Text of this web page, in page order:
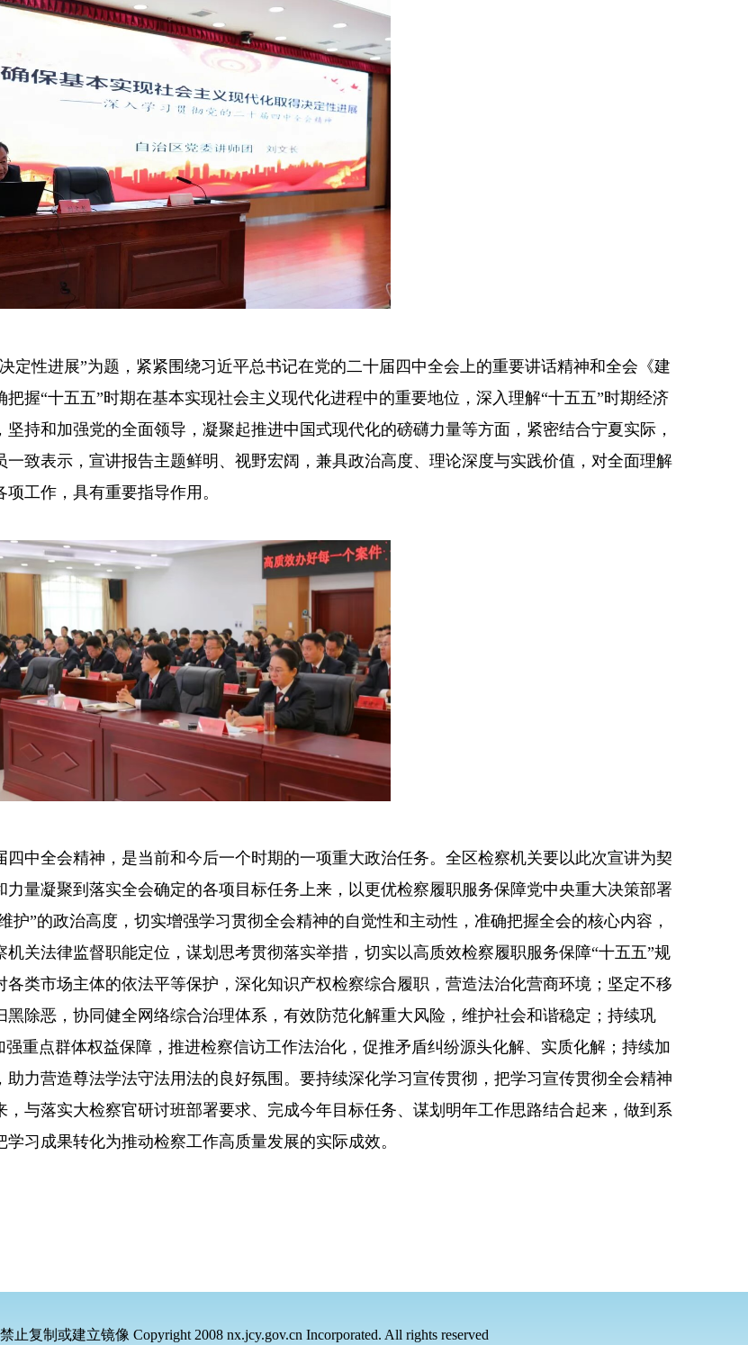
性进展”为题，紧紧围绕习近平总书记在党的二十届四中全会上的重要讲话精神和全会《建
握“十五五”时期在基本实现社会主义现代化进程中的重要地位，深入理解“十五五”时期经济
持和加强党的全面领导，凝聚起推进中国式现代化的磅礴力量等方面，紧密结合宁夏实际，
致表示，宣讲报告主题鲜明、视野宏阔，兼具政治高度、理论深度与实践价值，对全面理解
工作，具有重要指导作用。
全会精神，是当前和今后一个时期的一项重大政治任务。全区检察机关要以此次宣讲为契
量凝聚到落实全会确定的各项目标任务上来，以更优检察履职服务保障党中央重大决策部署
护”的政治高度，切实增强学习贯彻全会精神的自觉性和主动性，准确把握全会的核心内容，
关法律监督职能定位，谋划思考贯彻落实举措，切实以高质效检察履职服务保障“十五五”规
类市场主体的依法平等保护，深化知识产权检察综合履职，营造法治化营商环境；坚定不移
除恶，协同健全网络综合治理体系，有效防范化解重大风险，维护社会和谐稳定；持续巩
重点群体权益保障，推进检察信访工作法治化，促推矛盾纠纷源头化解、实质化解；持续加
力营造尊法学法守法用法的良好氛围。要持续深化学习宣传贯彻，把学习宣传贯彻全会精神
与落实大检察官研讨班部署要求、完成今年目标任务、谋划明年工作思路结合起来，做到系
习成果转化为推动检察工作高质量发展的实际成效。
止复制或建立镜像 Copyright 2008 nx.jcy.gov.cn Incorporated. All rights reserved